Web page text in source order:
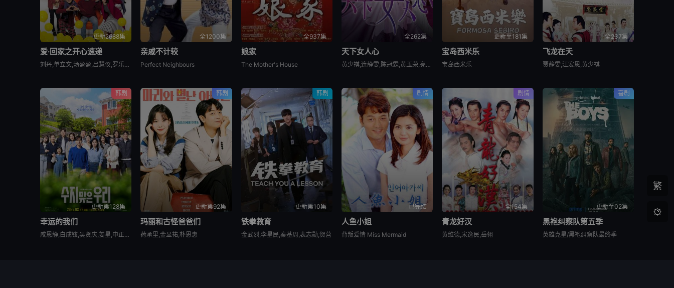
更新2688集
爱·回家之开心速递
刘丹,单立文,汤盈盈,吕慧仪,罗乐林,马贯东,苏韵姿,周嘉洛,陈浚霆,吴伟豪
全1200集
亲戚不计较
Perfect Neighbours
全937集
娘家
The Mother's House
全262集
天下女人心
黄少祺,连静雯,陈冠霖,黄玉荣,亮哲,江国宾
更新至181集
宝岛西米乐
宝岛西米乐
全237集
飞龙在天
贾静雯,江宏恩,黄少祺
韩剧
更新第128集
幸运的我们
咸恩静,白成铉,吴贤庆,姜星,申正允,鲜于在德,金姬贞,尹多勋,赵美玲,徐权顺,任豪,???
韩剧
更新第92集
玛丽和古怪爸爸们
荷承里,金显祐,朴恩惠
韩剧
更新第10集
铁拳教育
金武烈,李星民,秦基周,表志勋,贺营
剧情
已完结
人鱼小姐
背叛爱情 Miss Mermaid
剧情
全154集
青龙好汉
黄维德,宋逸民,岳翎
喜剧
更新至02集
黑袍纠察队第五季
英雄克星/黑袍纠察队最终季
繁
